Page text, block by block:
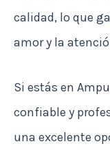
calidad, lo que
amor y la
Si estás en
confiable y
una excelente